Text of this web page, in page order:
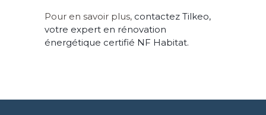
Pour en savoir plus, contactez Tilkeo,
votre expert en rénovation
énergétique certifié NF Habitat.